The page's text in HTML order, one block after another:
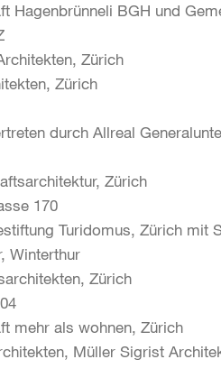
Hagenbrünneli BGH und
Zürich
Zürich
durch Allreal
Zürich
170
Turidomus, Zürich mit
Winterthur
Zürich
mehr als wohnen, Zürich
Müller Sigrist